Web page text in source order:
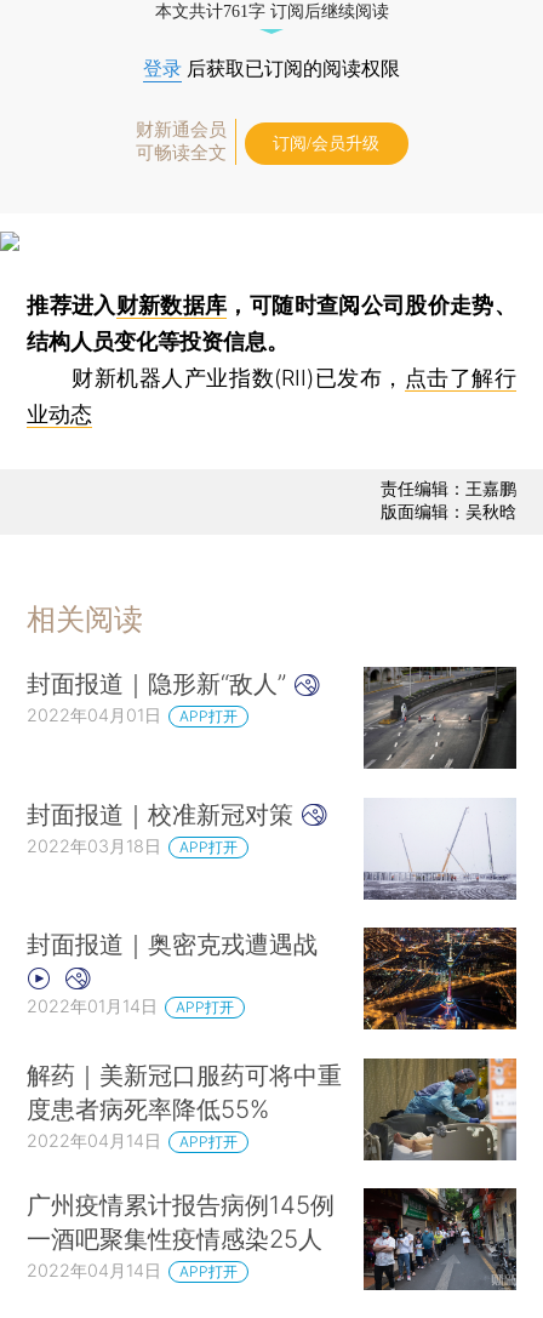
本文共计761字 订阅后继续阅读
登录 后获取已订阅的阅读权限
财新通会员
可畅读全文
订阅/会员升级
推荐进入财新数据库 ，可随时查阅公司股价走势、
结构人员变化等投资信息。
财新机器人产业指数(RII)已发布， 点击了解行
业动态
责任编辑：王嘉鹏
版面编辑：吴秋晗
相关阅读
封面报道｜隐形新“敌人”
2022年04月01日 APP打开
封面报道｜校准新冠对策
2022年03月18日 APP打开
封面报道｜奥密克戎遭遇战
2022年01月14日 APP打开
解药｜美新冠口服药可将中重
度患者病死率降低55%
2022年04月14日 APP打开
广州疫情累计报告病例145例
一酒吧聚集性疫情感染25人
2022年04月14日 APP打开